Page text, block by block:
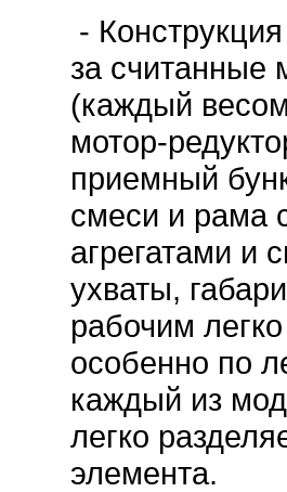
-
за считанные
(каждый
мотор-
приемный
смеси и рама
агрегатами и
ухваты,
рабочим
особенно по
каждый из
легко
элемента.